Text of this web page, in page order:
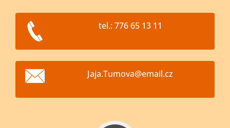
tel.: 776 65 13 11
Jaja.Tumova@email.cz